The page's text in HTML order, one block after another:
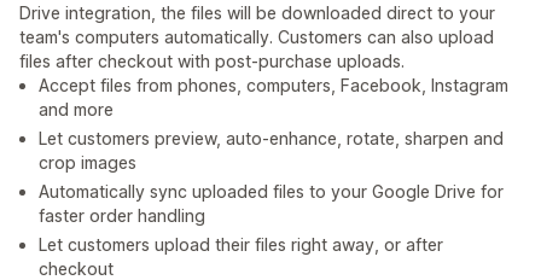
Drive integration, the files will be downloaded direct to your
team's computers automatically. Customers can also upload
files after checkout with post-purchase uploads.
Accept files from phones, computers, Facebook, Instagram
and more
Let customers preview, auto-enhance, rotate, sharpen and
crop images
Automatically sync uploaded files to your Google Drive for
faster order handling
Let customers upload their files right away, or after
checkout